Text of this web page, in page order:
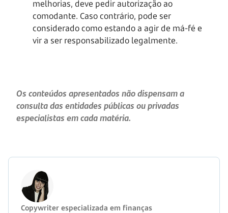
melhorias, deve pedir autorização ao
comodante. Caso contrário, pode ser
considerado como estando a agir de má-fé e
vir a ser responsabilizado legalmente.
Os conteúdos apresentados não dispensam a
consulta das entidades públicas ou privadas
especialistas em cada matéria.
Copywriter especializada em finanças